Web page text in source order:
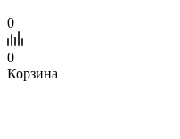
0
0
Корзина